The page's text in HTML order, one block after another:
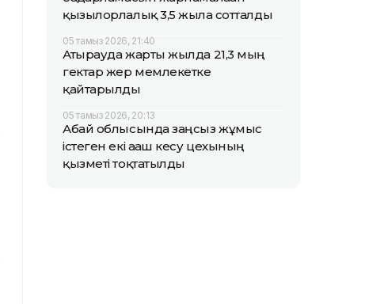
қызылорлалық 3,5 жылға сотталды
05 тамыз 2026, 21:40
Атырауда жарты жылда 21,3 мың
гектар жер мемлекетке
қайтарылды
05 тамыз 2026, 20:13
Абай облысында заңсыз жұмыс
істеген екі ағаш кесу цехының
қызметі тоқтатылды